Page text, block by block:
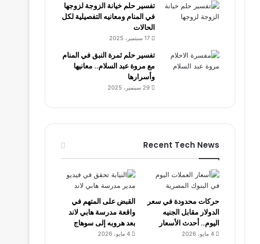
تفسير حلم خيانة الزوجة لزوجها
في المنام ومعانيه التفصيلية لكل
الحالات
17 سبتمبر، 2025
تفسير حلم ثمرة النبق في المنام
مع مروة عبد السلام.. معانيها
وأسرارها
29 سبتمبر، 2025
Recent Tech News
حركات محدودة في سعر
الدولار مقابل الجنيه
اليوم.. أحدث الأسعار
4 مايو، 2026
القبض على المتهم في
واقعة مدرسة هابي لاند
بعد هروبه إلى سوهاج
4 مايو، 2026